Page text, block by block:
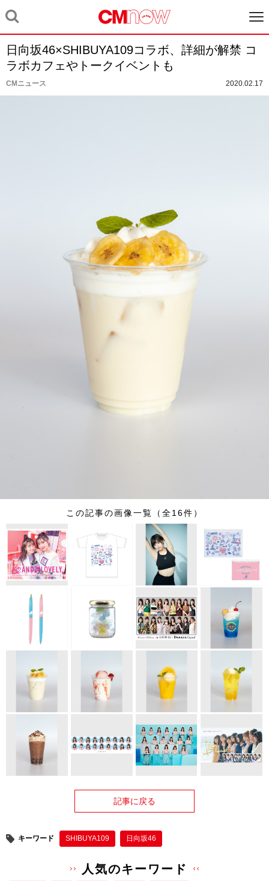
日向坂46×SHIBUYA109コラボ、詳細が解禁 コ
ラボカフェやトークイベントも
CMニュース 2020.02.17
この記事の画像一覧（全16件）
記事に戻る
キーワード SHIBUYA109 日向坂46
人気のキーワード